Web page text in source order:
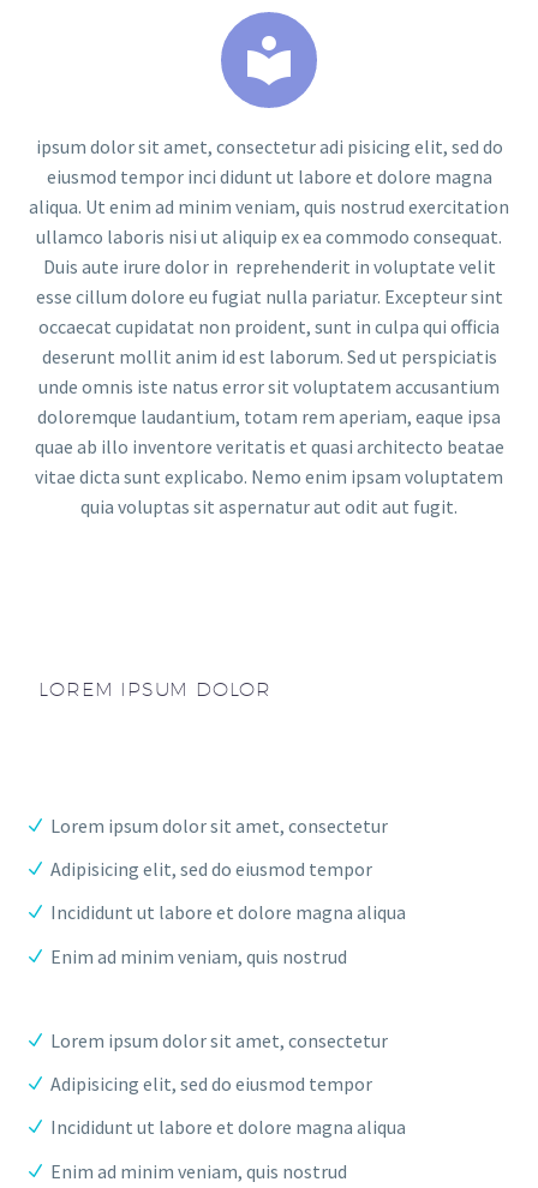


ipsum dolor sit amet, consectetur adi pisicing elit, sed do
eiusmod tempor inci didunt ut labore et dolore magna
aliqua. Ut enim ad minim veniam, quis nostrud exercitation
ullamco laboris nisi ut aliquip ex ea commodo consequat.
Duis aute irure dolor in reprehenderit in voluptate velit
esse cillum dolore eu fugiat nulla pariatur. Excepteur sint
occaecat cupidatat non proident, sunt in culpa qui officia
deserunt mollit anim id est laborum. Sed ut perspiciatis
unde omnis iste natus error sit voluptatem accusantium
doloremque laudantium, totam rem aperiam, eaque ipsa
quae ab illo inventore veritatis et quasi architecto beatae
vitae dicta sunt explicabo. Nemo enim ipsam voluptatem
quia voluptas sit aspernatur aut odit aut fugit.
LOREM IPSUM DOLOR
Lorem ipsum dolor sit amet, consectetur
Adipisicing elit, sed do eiusmod tempor
Incididunt ut labore et dolore magna aliqua
Enim ad minim veniam, quis nostrud
Lorem ipsum dolor sit amet, consectetur
Adipisicing elit, sed do eiusmod tempor
Incididunt ut labore et dolore magna aliqua
Enim ad minim veniam, quis nostrud